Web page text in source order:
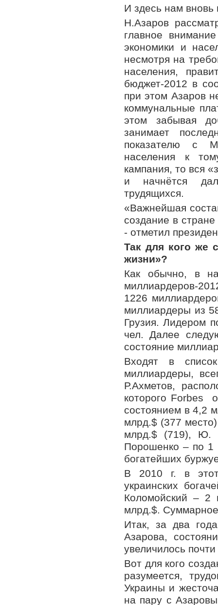
И здесь нам вновь
Н.Азаров
главное
экономики и
несмотря на
населения,
бюджет-2012 в
при этом Азаров
коммунальные
этом забывая
занимает
показателю с
населения к
кампания, то вся
и начнётся
трудящихся.
«Важнейшая
создание в
- отметил
Так для кого же
жизни»?
Как обычно, в
миллиардеров-
1226
миллиардеры из
Грузия. Лидером
чел. Далее
состояние
Входят в
миллиардеры,
Р.Ахметов,
которого Forbes
состоянием в 4,2
млрд.$ (377
млрд.$ (719), Ю.
Порошенко – по 1
богатейших
В 2010 г. в этот
украинских
Коломойский –
млрд.$. Суммарное
Итак, за два
Азарова,
увеличилось
Вот для кого
разумеется,
Украины и
на пару с